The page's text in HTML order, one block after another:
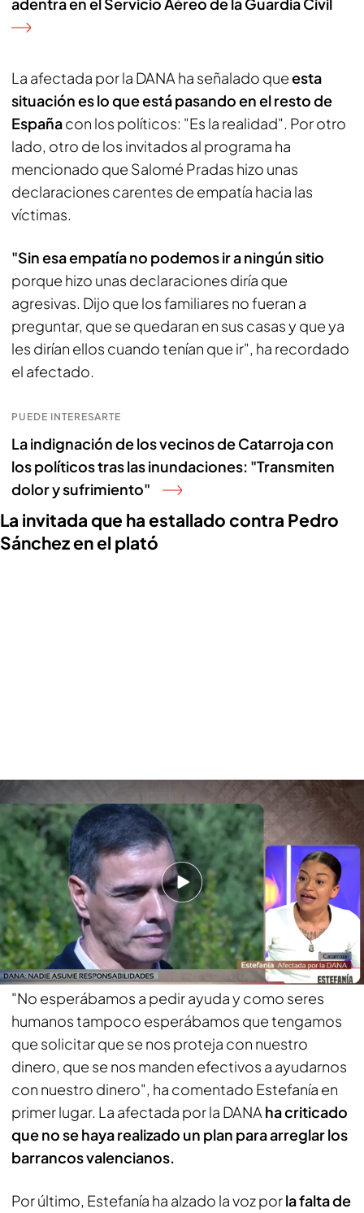
La afectada por la DANA ha señalado queesta
situación es lo que está pasando en el resto de
Españacon los políticos: "Es la realidad". Por otro
lado, otro de los invitados al programa ha
mencionado que Salomé Pradas hizo unas
declaraciones carentes de empatía hacia las
víctimas.
"Sin esa empatía no podemos ir a ningún sitio
porque hizo unas declaraciones diría que
agresivas. Dijo que los familiares no fueran a
preguntar, que se quedaran en sus casas y que ya
les dirían ellos cuando tenían que ir", ha recordado
el afectado.
PUEDE INTERESARTE
La indignación de los vecinos de Catarroja con
los políticos tras las inundaciones: "Transmiten
dolor y sufrimiento"
La invitada que ha estallado contra Pedro
Sánchez en el plató
La indignación de una afectada por la DANA en el plató de 'Código 10': "La
gente no estaba pidiendo ayuda, la necesitaba"
Después de ver las imágenes en las que Sánchez
respondía por la catástrofe, una de las afectadas
ha comenzado a pronunciar un discurso en contra
del presidente del Gobierno. Estefanía se ha
puesto muy seria y le ha lanzadoun contundente
y prolongado mensaje a Pedro Sánchez.
"No esperábamos a pedir ayuda y como seres
humanos tampoco esperábamos que tengamos
que solicitar que se nos proteja con nuestro
dinero, que se nos manden efectivos a ayudarnos
con nuestro dinero", ha comentado Estefanía en
primer lugar. La afectada por la DANA ha criticado
que no se haya realizado un plan para arreglar los
barrancos valencianos.
Por último, Estefanía ha alzado la voz porla falta de